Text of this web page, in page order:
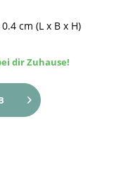
0.4 cm (L x B x H)
dir Zuhause!